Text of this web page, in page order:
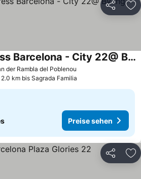
Teilen
der Rambla del Poblenou
Holiday Inn Express Barcelona - City 22@ By Ihg
2.0 km bis Sagrada Familia
Preise sehen
Teilen